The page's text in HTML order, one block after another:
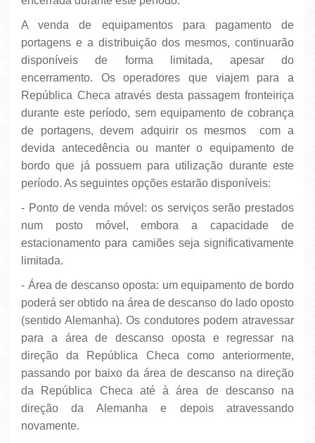
A venda de equipamentos para pagamento de
portagens e a distribuição dos mesmos, continuarão
disponíveis de forma limitada, apesar do
encerramento. Os operadores que viajem para a
República Checa através desta passagem fronteiriça
durante este período, sem equipamento de cobrança
de portagens, devem adquirir os mesmos com a
devida antecedência ou manter o equipamento de
bordo que já possuem para utilização durante este
período. As seguintes opções estarão disponíveis:
- Ponto de venda móvel: os serviços serão prestados
num posto móvel, embora a capacidade de
estacionamento para camiões seja significativamente
limitada.
- Área de descanso oposta: um equipamento de bordo
poderá ser obtido na área de descanso do lado oposto
(sentido Alemanha). Os condutores podem atravessar
para a área de descanso oposta e regressar na
direção da República Checa como anteriormente,
passando por baixo da área de descanso na direção
da República Checa até à área de descanso na
direção da Alemanha e depois atravessando
novamente.